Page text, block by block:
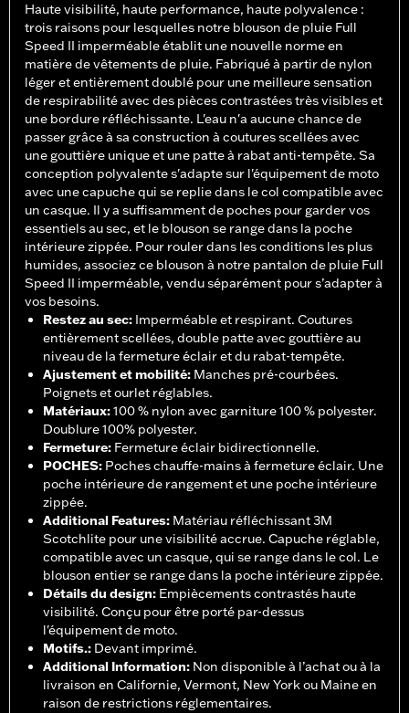
Haute visibilité, haute performance, haute polyvalence :
trois raisons pour lesquelles notre blouson de pluie Full
Speed II imperméable établit une nouvelle norme en
matière de vêtements de pluie. Fabriqué à partir de nylon
léger et entièrement doublé pour une meilleure sensation
de respirabilité avec des pièces contrastées très visibles et
une bordure réfléchissante. L'eau n'a aucune chance de
passer grâce à sa construction à coutures scellées avec
une gouttière unique et une patte à rabat anti-tempête. Sa
conception polyvalente s'adapte sur l'équipement de moto
avec une capuche qui se replie dans le col compatible avec
un casque. Il y a suffisamment de poches pour garder vos
essentiels au sec, et le blouson se range dans la poche
intérieure zippée. Pour rouler dans les conditions les plus
humides, associez ce blouson à notre pantalon de pluie Full
Speed II imperméable, vendu séparément pour s’adapter à
vos besoins.
Restez au sec: Imperméable et respirant. Coutures
entièrement scellées, double patte avec gouttière au
niveau de la fermeture éclair et du rabat-tempête.
Ajustement et mobilité: Manches pré-courbées.
Poignets et ourlet réglables.
Matériaux:100 % nylon avec garniture 100 % polyester.
Doublure 100% polyester.
Fermeture: Fermeture éclair bidirectionnelle.
POCHES: Poches chauffe-mains à fermeture éclair. Une
poche intérieure de rangement et une poche intérieure
zippée.
Additional Features: Matériau réfléchissant 3M
Scotchlite pour une visibilité accrue. Capuche réglable,
compatible avec un casque, qui se range dans le col. Le
blouson entier se range dans la poche intérieure zippée.
Détails du design: Empiècements contrastés haute
visibilité. Conçu pour être porté par-dessus
l'équipement de moto.
Motifs.: Devant imprimé.
Additional Information: Non disponible à l’achat ou à la
livraison en Californie, Vermont, New York ou Maine en
raison de restrictions réglementaires.